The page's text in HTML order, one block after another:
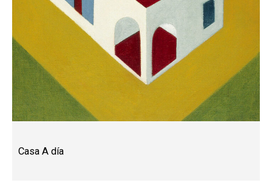
Casa A día